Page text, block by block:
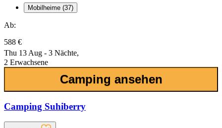
Mobilheime (37)
Ab:
588 €
Thu 13 Aug - 3 Nächte,
2 Erwachsene
Camping ansehen
Camping Suhiberry